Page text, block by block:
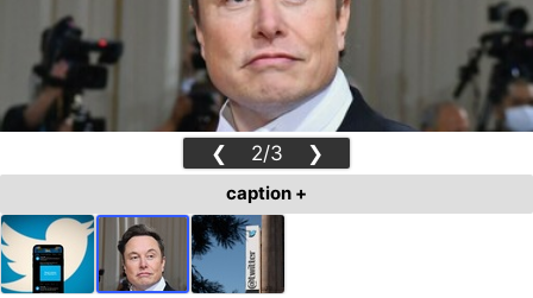
❮ 2/3 ❯
caption +